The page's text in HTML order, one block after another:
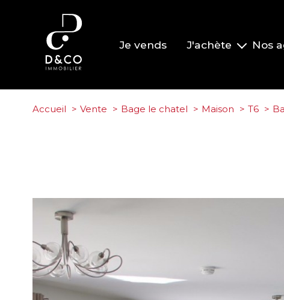
Je vends J'achète Nos
Accueil Vente Bage le chatel Maison T6